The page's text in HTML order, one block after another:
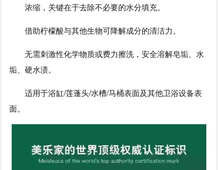
浓缩，关键在于去除不必要的水分填充。
借助柠檬酸与其他生物可降解成分的清洁力。
无需刺激性化学物质或费力擦洗，安全溶解皂垢、水
垢、硬水渍。
适用于浴缸/莲蓬头/水槽/马桶表面及其他卫浴设备表
面。